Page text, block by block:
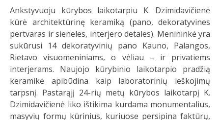
Ankstyvuoju kūrybos laikotarpiu K. Dzimidavičienė
kūrė architektūrinę keramiką (pano, dekoratyvines
pertvaras ir sieneles, interjero detales). Menininkė yra
sukūrusi 14 dekoratyvinių pano Kauno, Palangos,
Rietavo visuomeniniams, o vėliau – ir privatiems
interjerams. Naujojo kūrybinio laikotarpio pradžią
keramikė apibūdina kaip laboratorinių ieškojimų
tarpsnį. Pastarąjį 24-rių metų kūrybos laikotarpį K.
Dzimidavičienė liko ištikima kurdama monumentalius,
masyvių formų kūrinius, kuriuose persipina faktūrų,